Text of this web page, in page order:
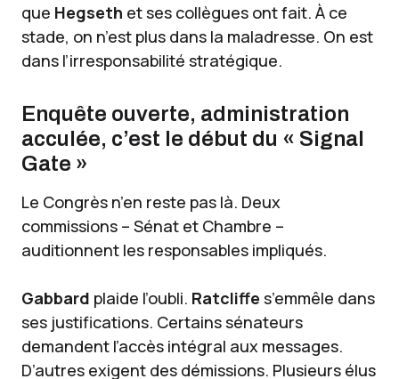
que Hegseth et ses collègues ont fait. À ce
stade, on n’est plus dans la maladresse. On est
dans l’irresponsabilité stratégique.
Enquête ouverte, administration
acculée, c’est le début du « Signal
Gate »
Le Congrès n’en reste pas là. Deux
commissions – Sénat et Chambre –
auditionnent les responsables impliqués.
Gabbard plaide l’oubli. Ratcliffe s’emmêle dans
ses justifications. Certains sénateurs
demandent l’accès intégral aux messages.
D’autres exigent des démissions. Plusieurs élus